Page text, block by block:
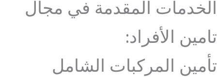
الخدمات المقدمة في مجال
تامين الأفراد:
تأمين المركبات الشامل